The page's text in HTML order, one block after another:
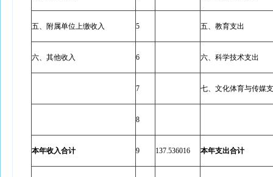
五、附属单位上缴收入 5 五、教育支出
六、其他收入 6 六、科学技术支出
7 七、文化体育与传媒
8
本年收入合计 9 137.536016 本年支出合计